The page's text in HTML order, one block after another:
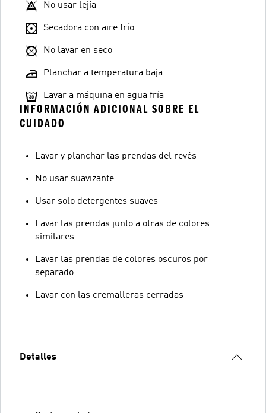
No usar lejía
Secadora con aire frío
No lavar en seco
Planchar a temperatura baja
Lavar a máquina en agua fría
INFORMACIÓN ADICIONAL SOBRE EL
CUIDADO
Lavar y planchar las prendas del revés
No usar suavizante
Usar solo detergentes suaves
Lavar las prendas junto a otras de colores
similares
Lavar las prendas de colores oscuros por
separado
Lavar con las cremalleras cerradas
Detalles